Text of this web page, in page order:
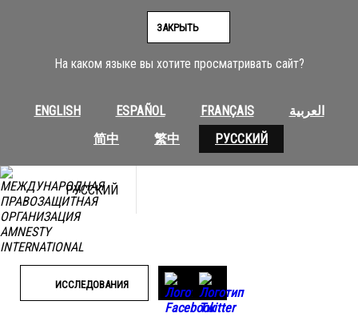
На каком языке вы хотите просматривать сайт?
ENGLISH ESPAÑOL FRANÇAIS
العربية
简中
繁中 РУССКИЙ
ЗАКРЫТЬ
РУССКИЙ
ИССЛЕДОВАНИЯ